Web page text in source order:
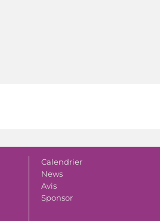
Calendrier
News
Avis
Sponsor